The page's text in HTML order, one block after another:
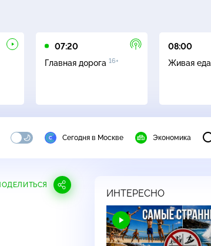
07:20
Главная дорога 16+
08:00
Живая еда
Сегодня в Москве Экономика
ИНТЕРЕСНО